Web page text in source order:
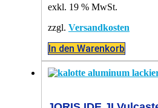
exkl. 19 % MwSt.
zzgl. Versandkosten
In den Warenkorb